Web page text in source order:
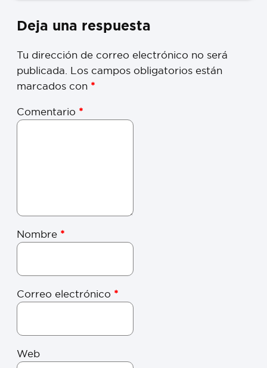
Deja una respuesta
Tu dirección de correo electrónico no será
publicada. Los campos obligatorios están
marcados con *
Comentario *
Nombre *
Correo electrónico *
Web